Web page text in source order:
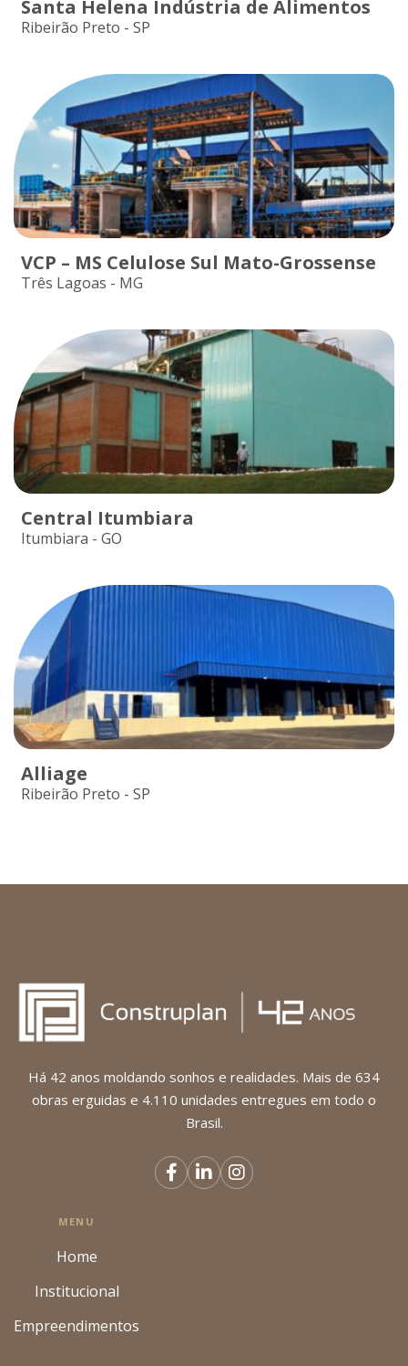
Santa Helena Indústria de Alimentos
Ribeirão Preto - SP
VCP – MS Celulose Sul Mato-Grossense
Três Lagoas - MG
Central Itumbiara
Itumbiara - GO
Alliage
Ribeirão Preto - SP
Há 42 anos moldando sonhos e realidades. Mais de 634
obras erguidas e 4.110 unidades entregues em todo o
Brasil.
MENU
Home
Institucional
Empreendimentos